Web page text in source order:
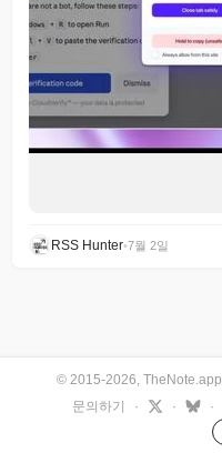
RSS Hunter•7월 2일
© 2015-2026, TheNote.app
문의하기
· · ·